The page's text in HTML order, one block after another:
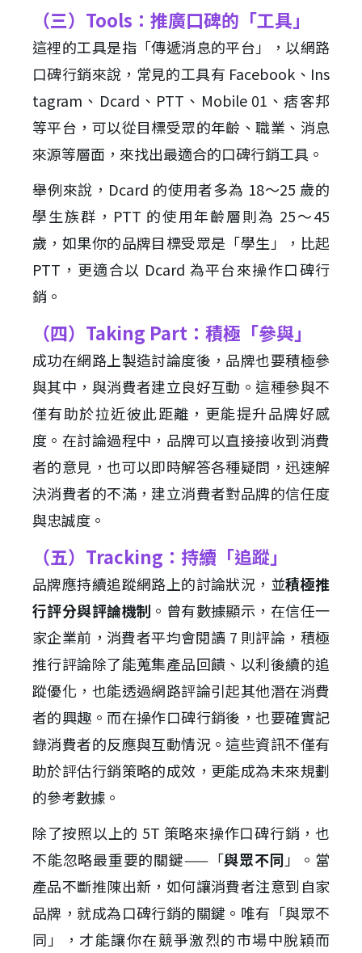
（三）Tools：推廣口碑的「工具」
這裡的工具是指「傳遞消息的平台」，以網路
口碑行銷來說，常見的工具有 Facebook、Ins
tagram、Dcard、PTT、Mobile 01、痞客邦
等平台，可以從目標受眾的年齡、職業、消息
來源等層面，來找出最適合的口碑行銷工具。
舉例來說，Dcard 的使用者多為 18～25 歲的
學生族群，PTT 的使用年齡層則為 25～45
歲，如果你的品牌目標受眾是「學生」，比起
PTT，更適合以 Dcard 為平台來操作口碑行
銷。
（四）Taking Part：積極「參與」
成功在網路上製造討論度後，品牌也要積極參
與其中，與消費者建立良好互動。這種參與不
僅有助於拉近彼此距離，更能提升品牌好感
度。在討論過程中，品牌可以直接接收到消費
者的意見，也可以即時解答各種疑問，迅速解
決消費者的不滿，建立消費者對品牌的信任度
與忠誠度。
（五）Tracking：持續「追蹤」
品牌應持續追蹤網路上的討論狀況，並積極推
行評分與評論機制 。曾有數據顯示，在信任一
家企業前，消費者平均會閱讀 7 則評論，積極
推行評論除了能蒐集產品回饋、以利後續的追
蹤優化，也能透過網路評論引起其他潛在消費
者的興趣。而在操作口碑行銷後，也要確實記
錄消費者的反應與互動情況。這些資訊不僅有
助於評估行銷策略的成效，更能成為未來規劃
的參考數據。
除了按照以上的 5T 策略來操作口碑行銷，也
不能忽略最重要的關鍵——「與眾不同」。當
產品不斷推陳出新，如何讓消費者注意到自家
品牌，就成為口碑行銷的關鍵。唯有「與眾不
同」，才能讓你在競爭激烈的市場中脫穎而